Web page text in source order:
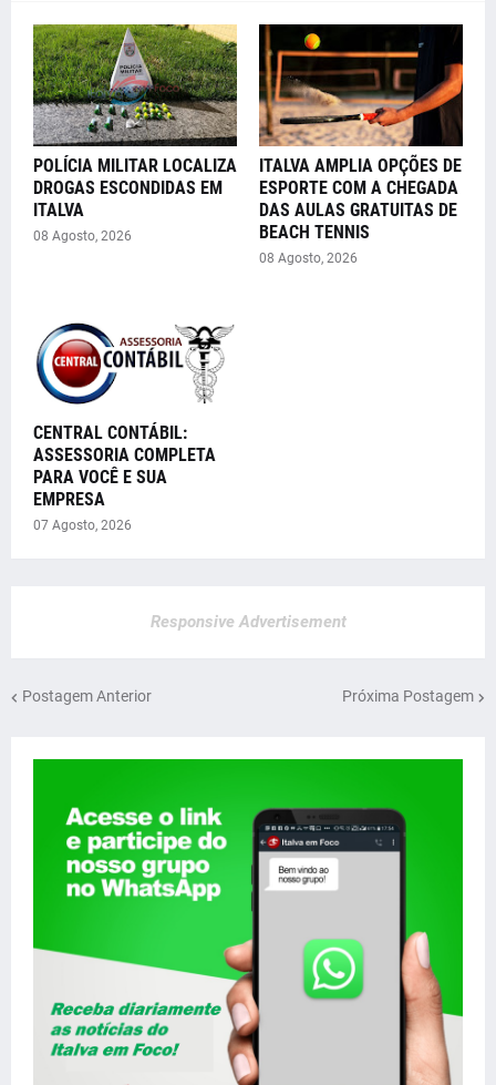
POLÍCIA MILITAR LOCALIZA
DROGAS ESCONDIDAS EM
ITALVA
08 Agosto, 2026
ITALVA AMPLIA OPÇÕES DE
ESPORTE COM A CHEGADA
DAS AULAS GRATUITAS DE
BEACH TENNIS
08 Agosto, 2026
CENTRAL CONTÁBIL:
ASSESSORIA COMPLETA
PARA VOCÊ E SUA
EMPRESA
07 Agosto, 2026
Responsive Advertisement
Postagem Anterior Próxima Postagem